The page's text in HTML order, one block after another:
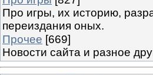
Про игры, их историю,
переиздания оных.
Прочее [669]
Новости сайта и разное